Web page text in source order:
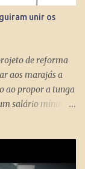
unir os
de reforma
aos marajás a
ao propor a tunga
salário mínimo
R$ 598